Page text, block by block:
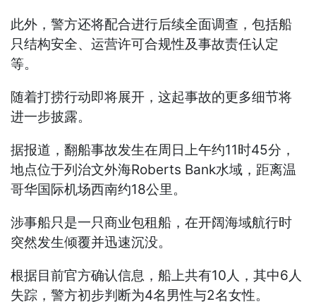
此外，警方还将配合进行后续全面调查，包括船
只结构安全、运营许可合规性及事故责任认定
等。
随着打捞行动即将展开，这起事故的更多细节将
进一步披露。
据报道，翻船事故发生在周日上午约11时45分，
地点位于列治文外海Roberts Bank水域，距离温
哥华国际机场西南约18公里。
涉事船只是一只商业包租船，在开阔海域航行时
突然发生倾覆并迅速沉没。
根据目前官方确认信息，船上共有10人，其中6人
失踪，警方初步判断为4名男性与2名女性。